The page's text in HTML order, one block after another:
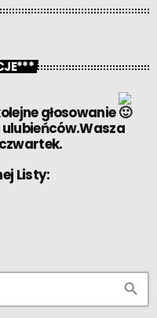
głosowanie
Listy:
search